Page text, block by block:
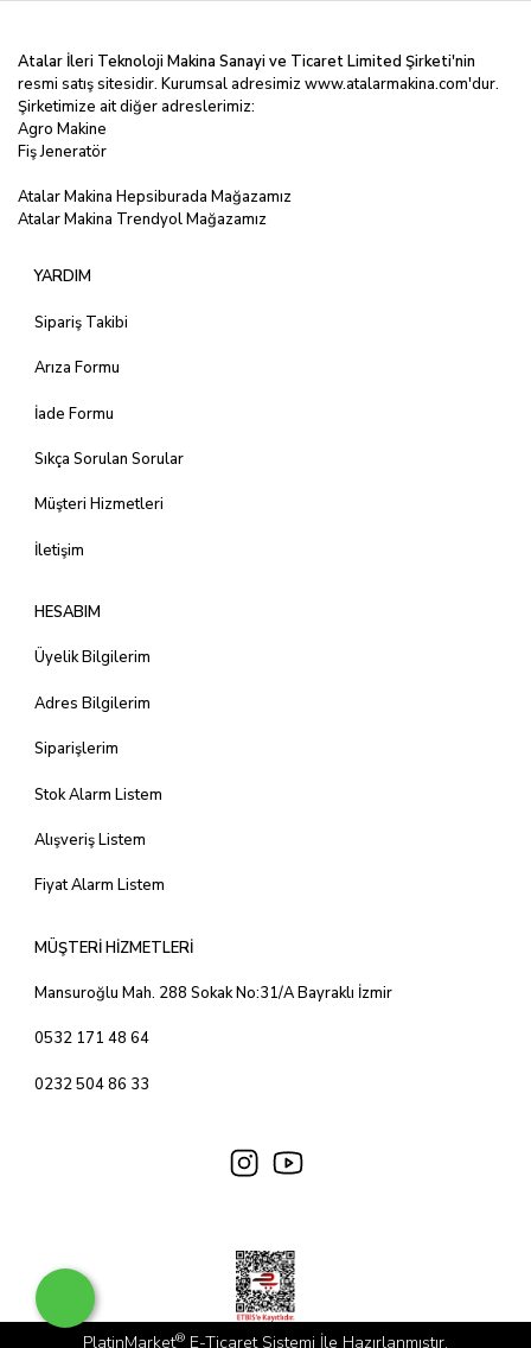
Atalar İleri Teknoloji Makina Sanayi ve Ticaret Limited Şirketi'nin
resmi satış sitesidir. Kurumsal adresimizwww.atalarmakina.com'dur.
Şirketimize ait diğer adreslerimiz:
Agro Makine
Fiş Jeneratör
Atalar Makina Hepsiburada Mağazamız
Atalar Makina Trendyol Mağazamız
YARDIM
Sipariş Takibi
Arıza Formu
İade Formu
Sıkça Sorulan Sorular
Müşteri Hizmetleri
İletişim
HESABIM
Üyelik Bilgilerim
Adres Bilgilerim
Siparişlerim
Stok Alarm Listem
Alışveriş Listem
Fiyat Alarm Listem
MÜŞTERİ HİZMETLERİ
Mansuroğlu Mah. 288 Sokak No:31/A Bayraklı İzmir
0532 171 48 64
0232 504 86 33
PlatinMarket® E-Ticaret Sistemi İle Hazırlanmıştır.